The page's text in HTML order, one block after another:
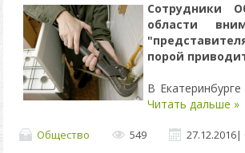
Сотрудники
области
порой
В
Читать дальше »
Общество 549 27.12.2016|